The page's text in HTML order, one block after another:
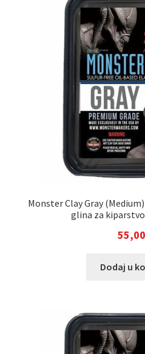
Monster Clay Gray
glina za
55,00
Dodaj u